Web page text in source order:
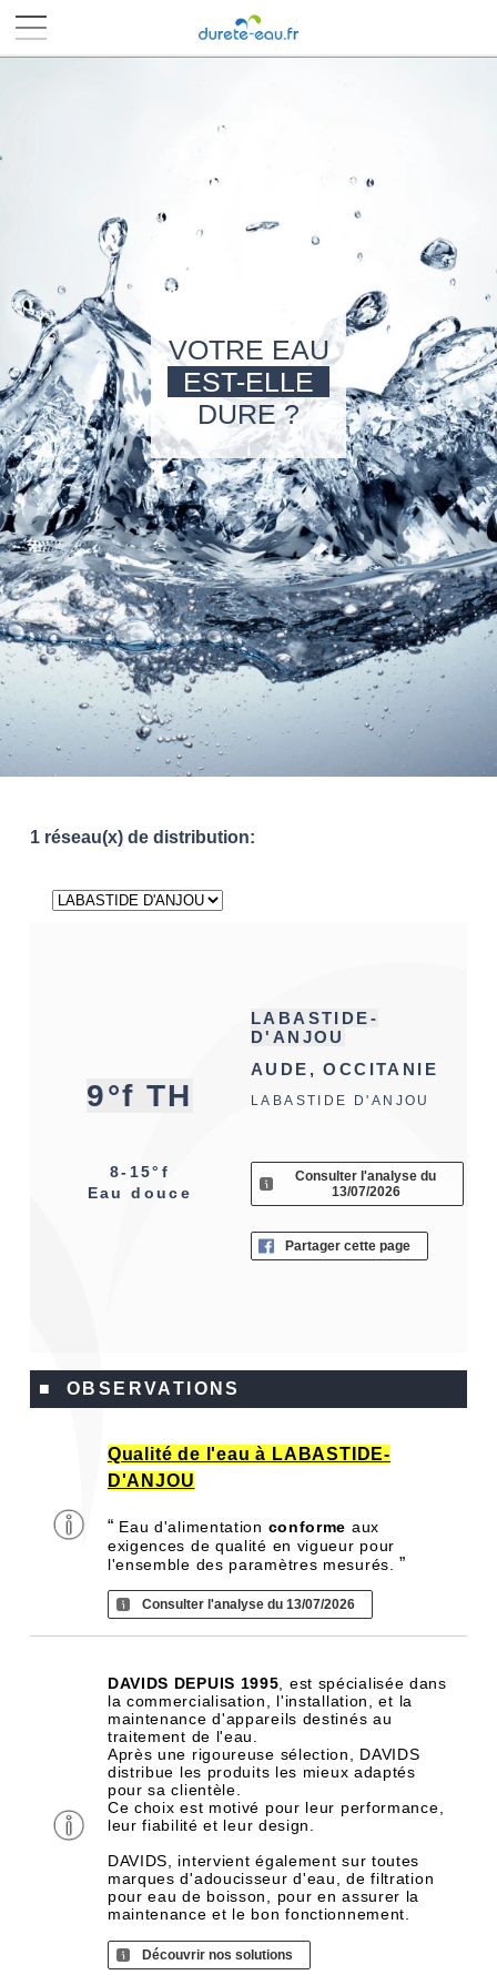
VOTRE EAU
EST-ELLE
DURE ?
1 réseau(x) de distribution:
9°f TH
8-15°f
Eau douce
LABASTIDE-
D'ANJOU
AUDE, OCCITANIE
LABASTIDE D'ANJOU
Consulter l'analyse du
13/07/2026
Partager cette page
■ OBSERVATIONS
Qualité de l'eau à LABASTIDE-
D'ANJOU
“ Eau d'alimentation conforme aux
exigences de qualité en vigueur pour
l'ensemble des paramètres mesurés.”
Consulter l'analyse du 13/07/2026
DAVIDS DEPUIS 1995 , est spécialisée dans
la commercialisation, l'installation, et la
maintenance d'appareils destinés au
traitement de l'eau.
Après une rigoureuse sélection, DAVIDS
distribue les produits les mieux adaptés
pour sa clientèle.
Ce choix est motivé pour leur performance,
leur fiabilité et leur design.
DAVIDS, intervient également sur toutes
marques d'adoucisseur d'eau, de filtration
pour eau de boisson, pour en assurer la
maintenance et le bon fonctionnement.
Découvrir nos solutions